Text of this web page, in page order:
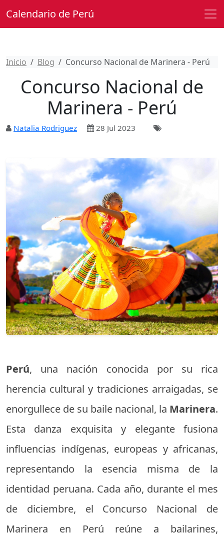
Calendario de Perú
Inicio Blog Concurso Nacional de Marinera - Perú
Concurso Nacional de
Marinera - Perú
Natalia Rodriguez 28 Jul 2023
Perú, una nación conocida por su rica
herencia cultural y tradiciones arraigadas, se
enorgullece de su baile nacional, la Marinera.
Esta danza exquisita y elegante fusiona
influencias indígenas, europeas y africanas,
representando la esencia misma de la
identidad peruana. Cada año, durante el mes
de diciembre, el Concurso Nacional de
Marinera en Perú reúne a bailarines,